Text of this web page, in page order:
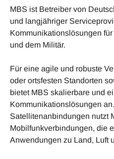
MBS ist Betreiber von
und langjähriger
Kommunikationslösungen
und dem Militär.
Für eine agile und robuste
oder ortsfesten Standorten
bietet MBS skalierbare und
Kommunikationslösungen
Satellitenanbindungen nutzt
Mobilfunkverbindungen, die
Anwendungen zu Land, Luft